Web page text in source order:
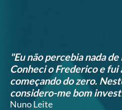
"Eu não percebia nada
Conheci o Frederico e
começando do zero.
considero-me bom
Nuno Leite